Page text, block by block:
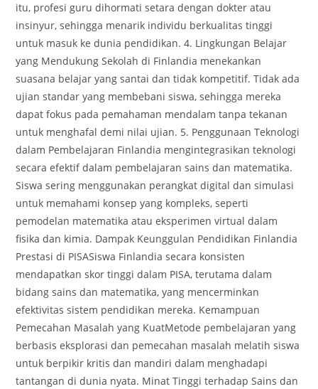
itu, profesi guru dihormati setara dengan dokter atau
insinyur, sehingga menarik individu berkualitas tinggi
untuk masuk ke dunia pendidikan. 4. Lingkungan Belajar
yang Mendukung Sekolah di Finlandia menekankan
suasana belajar yang santai dan tidak kompetitif. Tidak ada
ujian standar yang membebani siswa, sehingga mereka
dapat fokus pada pemahaman mendalam tanpa tekanan
untuk menghafal demi nilai ujian. 5. Penggunaan Teknologi
dalam Pembelajaran Finlandia mengintegrasikan teknologi
secara efektif dalam pembelajaran sains dan matematika.
Siswa sering menggunakan perangkat digital dan simulasi
untuk memahami konsep yang kompleks, seperti
pemodelan matematika atau eksperimen virtual dalam
fisika dan kimia. Dampak Keunggulan Pendidikan Finlandia
Prestasi di PISASiswa Finlandia secara konsisten
mendapatkan skor tinggi dalam PISA, terutama dalam
bidang sains dan matematika, yang mencerminkan
efektivitas sistem pendidikan mereka. Kemampuan
Pemecahan Masalah yang KuatMetode pembelajaran yang
berbasis eksplorasi dan pemecahan masalah melatih siswa
untuk berpikir kritis dan mandiri dalam menghadapi
tantangan di dunia nyata. Minat Tinggi terhadap Sains dan